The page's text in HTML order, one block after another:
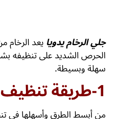
جلي الرخام يدويايعد الرخام
الحرص الشديد على تنظيفه
سهلة وبسيطة.
1-طريقة تنظيف و جلي الرخام يدويا:
من أبسط الطرق وأسهلها في